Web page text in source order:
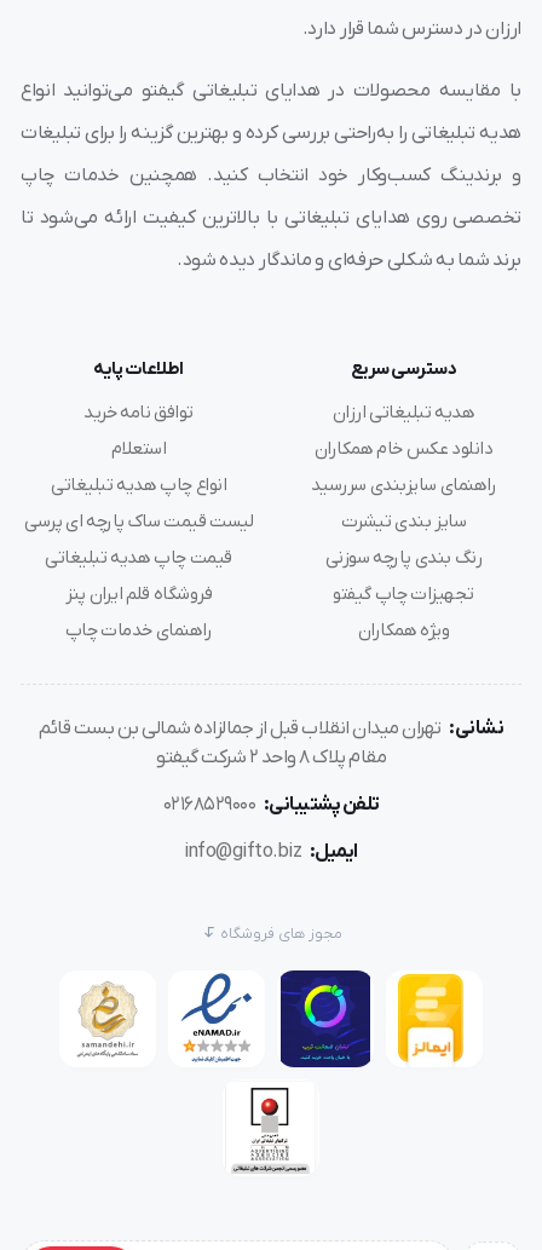
ارزان در دسترس شما قرار دارد.
با مقایسه محصولات در هدایای تبلیغاتی گیفتو می‌توانید انواع
هدیه تبلیغاتی را به‌راحتی بررسی کرده و بهترین گزینه را برای تبلیغات
و برندینگ کسب‌وکار خود انتخاب کنید. همچنین خدمات چاپ
تخصصی روی هدایای تبلیغاتی با بالاترین کیفیت ارائه می‌شود تا
برند شما به شکلی حرفه‌ای و ماندگار دیده شود.
دسترسی سریع
هدیه تبلیغاتی ارزان
دانلود عکس خام همکاران
راهنمای سایزبندی سررسید
سایز بندی تیشرت
رنگ بندی پارچه سوزنی
تجهیزات چاپ گیفتو
ویژه همکاران
اطلاعات پایه
توافق نامه خرید
استعلام
انواع چاپ هدیه تبلیغاتی
لیست قیمت ساک پارچه ای پرسی
قیمت چاپ هدیه تبلیغاتی
فروشگاه قلم ایران پنز
راهنمای خدمات چاپ
نشانی: تهران میدان انقلاب قبل از جمالزاده شمالی بن بست قائم
مقام پلاک 8 واحد 2 شرکت گیفتو
تلفن پشتیبانی: 02168529000
ایمیل: info@gifto.biz
مجوز های فروشگاه